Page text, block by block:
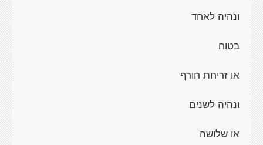
ונהיה לאחד
בטוח
או זריחת חורף
ונהיה לשנים
או שלושה